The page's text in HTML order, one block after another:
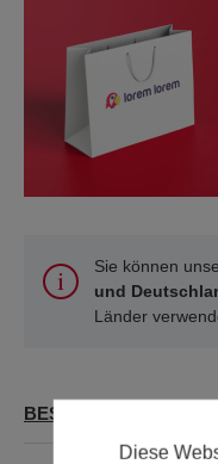
Sie können
und
Länder
BESCHREIBUNG
Diese